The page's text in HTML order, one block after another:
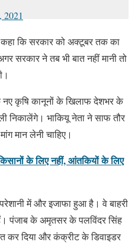
2021
कि सरकार को अक्टूबर तक का
सरकार ने तब भी बात नहीं मानी तो
नए कृषि कानूनों के खिलाफ देशभर के
निकालेंगे। भाकियू नेता ने साफ तौर
मान लेनी चाहिए।
के लिए नहीं, आंतकियों के लिए
में और इजाफा हुआ है। वे बाहरी
पंजाब के अमृतसर के पलविंदर सिंह
कर दिया और कंक्रीट के डिवाइडर